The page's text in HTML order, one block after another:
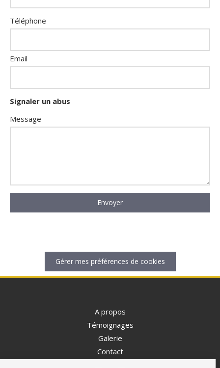
Téléphone
Email
Signaler un abus
Message
Envoyer
Gérer mes préférences de cookies
A propos
Témoignages
Galerie
Contact